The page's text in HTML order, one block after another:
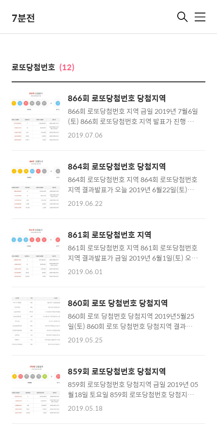
7분전 메
로또당첨번호 (12)
866회 로또당첨번호 당첨지역
866회 로또당첨번호 지역 금일 2019년 7월6일
(토) 866회 로또당첨번호 지역 발표가 진행 되
었답니다. 오늘 발표된 866회 로또당첨번호 지
여 추첨을 도와주시더라구요. 866회 로또당첨
번호 1등 숫자는 9, 15, 29, 34, 37, 39이며 2등
보너스번호는 12로 1등 당첨자는 총 9명으로
한명당 약 22억원의 당첨금이 지급됩니다. 몇주
전에도 보너스번호가 12가 나왔던 것 같은데~
수는 총 9명으로 자동 4명, 반자동 2명, 수동 3
명으로 각각 다른 당첨지역이 나왔더라구요. 로
또 숫자 5개와 보너스번호를 맞추면 2등이며..
2019.07.06
864회 로또당첨번호 당첨지역
864회 로또당첨번호 지역 864회 로또당첨번호
지역 결과발표가 오늘 2019년 6월22일(토)에
진행 되었는데요, 로또 추첨방송 보신적 있으세
던데요, 오늘은 생명의 전화에서 40년동안 전화
상담 봉사자로 근무하신 박주선 상담원님이 추
첨 버튼을 누르시더라구요. 864회 로또당첨번
호는 3, 7, 10, 13, 25, 36이며 보너스번호는 32
입니다. 번호가 나온 순서는 36, 13, 3, 10, 7, 25
게 나왔답니다. 로또당첨번호 보는 방법은 숫자
6개 맞으면 1등, 숫자 5개, 보너스번호 맞추면 2
등, 숫자 5개 맞으..
2019.06.22
861회 로또당첨번호 지역
861회 로또당첨번호 지역 861회 로또당첨번호
지역 결과발표가 금일 2019년 6월1일(토) 오후
8시45분 경 MBC에서 진행 되었습니다. 금일
17, 19, 21, 22, 25이며 보너스번호는 24입니
다. 매주 토요일마다 로또복권 당첨번호 추첨이
진행되는데요, 추첨시간은 8시45분입니다. 로
또 판매 마감시간은 추첨당일 토요일 오후 8시
까지만 구매가능하니 참고하셔서 로또복권 구
수는 4명으로 자동3명 수동1명 입니다. 로또당
첨번호 당첨기준은 로또 6개 맞으면 1등, 로또 5
개 맞고 보너스번호 맞으면 2등, 로또 5개 맞..
2019.06.01
860회 로또 당첨번호 당첨지역
860회 로또 당첨번호 당첨지역 2019년5월25
일(토) 860회 로또 당첨번호 당첨지역 결과발
표 확인하세요. 로또 추첨시간은 매주 토요일 저
시까지만 구매 가능합니다. 860회 로또당첨번
호는 4, 8, 18, 25, 27, 32이며 보너스번호는 42
1등 당첨자는 총 10명으로 자동 6명 수동 3명
반자동 1명입니다. 860회 로또 당첨번호 당첨
지역입니다. 서울 관악구 신림동에서 자동, 서울
2019.05.25
859회 로또당첨번호 당첨지역
859회 로또당첨번호 당첨지역 금일 2019년 05
월18일 토요일 859회 로또당첨번호 당첨지역
결과발표가 진행되었는데요, 오늘 발표한 859
2019.05.18